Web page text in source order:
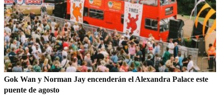
Gok Wan y Norman Jay encenderán el Alexandra Palace este
puente de agosto